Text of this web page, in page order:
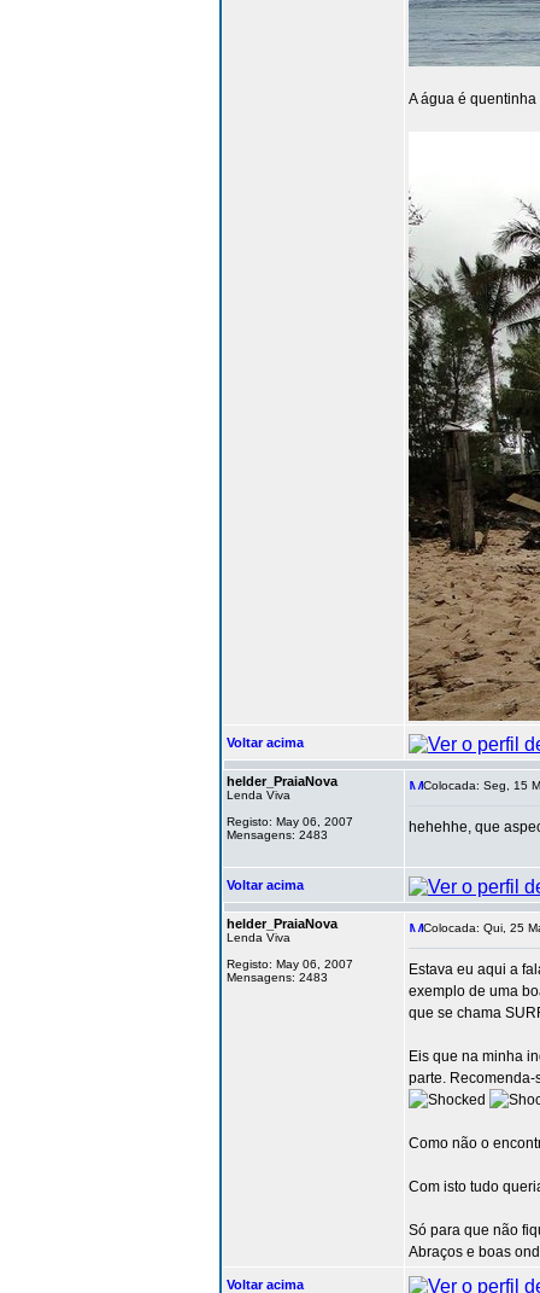
A água é
Voltar acima
helder_PraiaNova
Lenda Viva
Registo: May 06, 2007
Mensagens: 2483
Colocada: Seg, 15
hehehhe, que
Voltar acima
helder_PraiaNova
Lenda Viva
Registo: May 06, 2007
Mensagens: 2483
Colocada: Qui, 25
Estava eu aqui a
exemplo de uma
que se chama
Eis que na minha
parte.
Como não o
Com isto tudo
Só para que não
Abraços e boas
Voltar acima